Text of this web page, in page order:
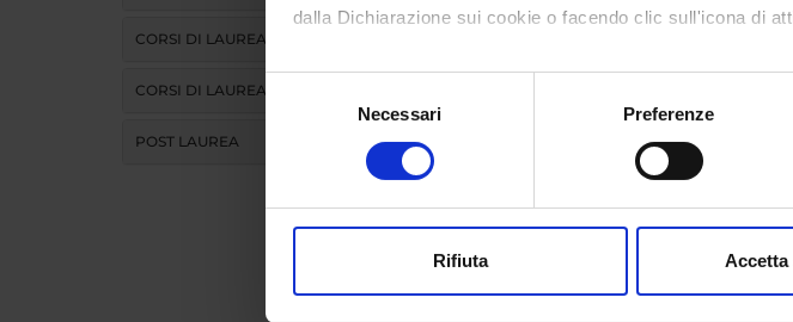
dalla Dichiarazione sui cookie o facendo clic sull'icona di
Con il tuo consenso, vorremmo anche:
raccogliere informazioni sulla tua posizione
digitali).
modificare o ritirare il tuo consenso in qualsiasi momento
Necessari Preferenze
Rifiuta Accetta
CORSI DI LAUREA
CORSI DI LAUREA MAGISTRALE
POST LAUREA